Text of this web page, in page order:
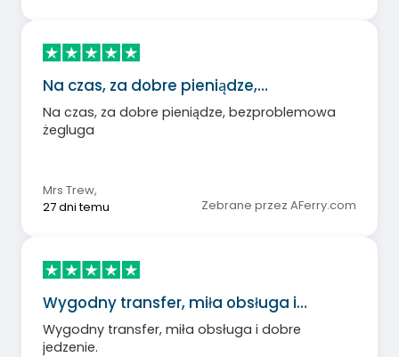
Na czas, za dobre pieniądze,…
Na czas, za dobre pieniądze, bezproblemowa
żegluga
Mrs Trew,
27 dni temu
Zebrane przez AFerry.com
Wygodny transfer, miła obsługa i…
Wygodny transfer, miła obsługa i dobre
jedzenie.